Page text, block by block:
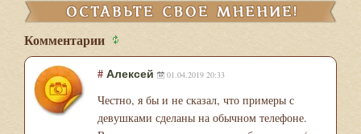
Комментарии
# Алексей 01.04.2019 20:33
Честно, я бы и не сказал, что примеры с
девушками сделаны на обычном телефоне.